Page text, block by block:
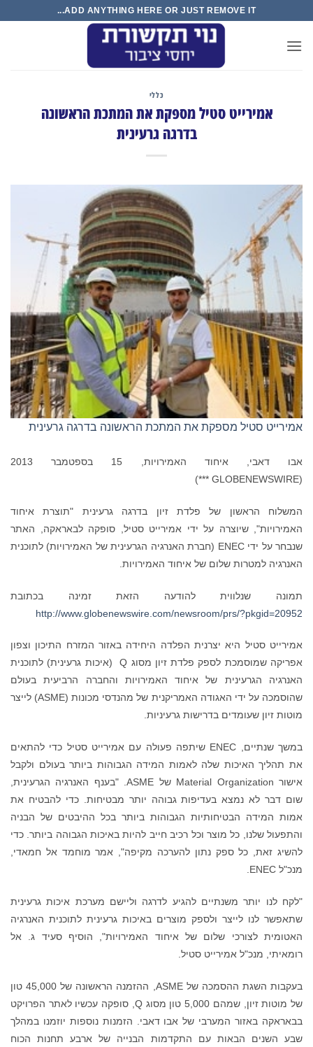
content
ADD ANYTHING HERE OR JUST REMOVE IT...
כללי
אמירייט סטיל מספקת את המתכת הראשונה
בדרגה גרעינית
אמירייט סטיל מספקת את המתכת הראשונה בדרגה גרעינית
אבו דאבי, איחוד האמירויות, 15 בספטמבר 2013
(GLOBENEWSWIRE ***)
המשלוח הראשון של פלדת זיון בדרגה גרעינית "תוצרת איחוד
האמירויות", שיוצרה על ידי אמירייט סטיל, סופקה לבאראקה, האתר
שנבחר על ידי ENEC (חברת האנרגיה הגרעינית של האמירויות) לתוכנית
האנרגיה למטרות שלום של איחוד האמירויות.
תמונה שנלווית להודעה הזאת זמינה בכתובת
http://www.globenewswire.com/newsroom/prs/?pkgid=20952
אמירייט סטיל היא יצרנית הפלדה היחידה באזור המזרח התיכון וצפון
אפריקה שמוסמכת לספק פלדת זיון מסוג Q (איכות גרעינית) לתוכנית
האנרגיה הגרעינית של איחוד האמירויות והחברה הרביעית בעולם
שהוסמכה על ידי האגודה האמריקנית של מהנדסי מכונות (ASME) לייצר
מוטות זיון שעומדים בדרישות גרעיניות.
במשך שנתיים, ENEC שיתפה פעולה עם אמירייט סטיל כדי להתאים
את תהליך האיכות שלה לאמות המידה הגבוהות ביותר בעולם ולקבל
אישור Material Organization של ASME. "בענף האנרגיה הגרעינית,
שום דבר לא נמצא בעדיפות גבוהה יותר מבטיחות. כדי להבטיח את
אמות המידה הבטיחותיות הגבוהות ביותר בכל ההיבטים של הבניה
והתפעול שלנו, כל מוצר וכל רכיב חייב להיות באיכות הגבוהה ביותר. כדי
להשיג זאת, כל ספק נתון להערכה מקיפה", אמר מוחמד אל חמאדי,
מנכ"ל ENEC.
"לקח לנו יותר משנתיים להגיע לדרגה וליישם מערכת איכות גרעינית
שתאפשר לנו לייצר ולספק מוצרים באיכות גרעינית לתוכנית האנרגיה
האטומית לצורכי שלום של איחוד האמירויות", הוסיף סעיד ג. אל
רומאיתי, מנכ"ל אמירייט סטיל.
בעקבות השגת ההסמכה של ASME, ההזמנה הראשונה של 45,000 טון
של מוטות זיון, שמהם 5,000 טון מסוג Q, סופקה עכשיו לאתר הפרויקט
בבאראקה באזור המערבי של אבו דאבי. הזמנות נוספות יוזמנו במהלך
שבע השנים הבאות עם התקדמות הבנייה של ארבע תחנות הכוח